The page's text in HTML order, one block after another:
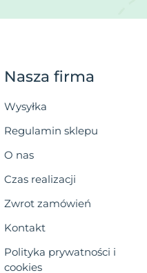
Nasza firma
Wysyłka
Regulamin sklepu
O nas
Czas realizacji
Zwrot zamówień
Kontakt
Polityka prywatności i
cookies